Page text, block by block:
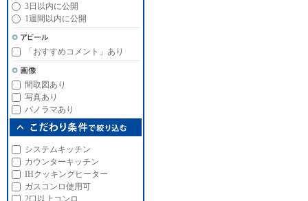
3日以内に公開
1週間以内に公開
「おすすめコメント」あり
間取図あり
写真あり
パノラマあり
システムキッチン
カウンターキッチン
IHクッキングヒーター
ガスコンロ使用可